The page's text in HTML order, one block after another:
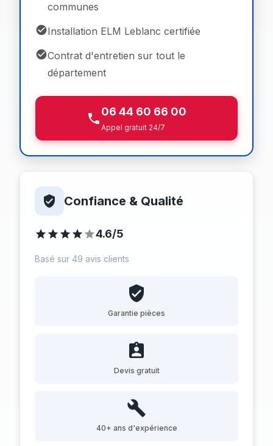
communes
Installation ELM Leblanc certifiée
Contrat d'entretien sur tout le
département
06 44 60 66 00
Appel gratuit 24/7
Confiance & Qualité
4.6/5
Basé sur 49 avis clients
Garantie pièces
Devis gratuit
40+ ans d'expérience